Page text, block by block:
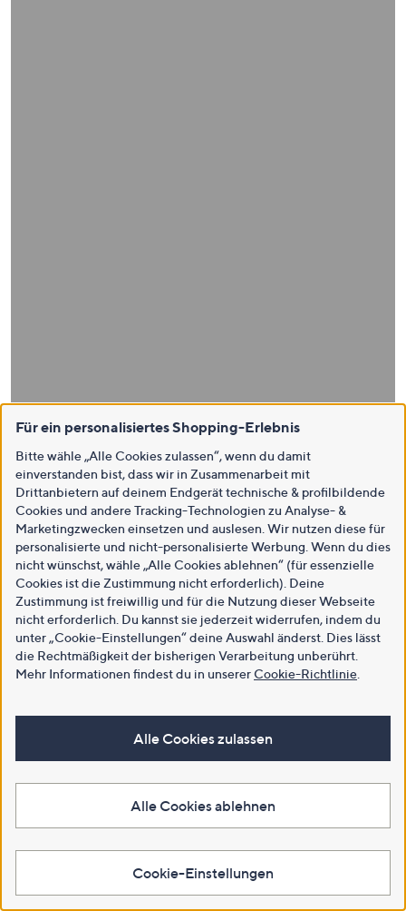
Für ein personalisiertes Shopping-Erlebnis
Bitte wähle „Alle Cookies zulassen“, wenn du damit
einverstanden bist, dass wir in Zusammenarbeit mit
Drittanbietern auf deinem Endgerät technische & profilbildende
Cookies und andere Tracking-Technologien zu Analyse- &
Marketingzwecken einsetzen und auslesen. Wir nutzen diese für
personalisierte und nicht-personalisierte Werbung. Wenn du dies
nicht wünschst, wähle „Alle Cookies ablehnen“ (für essenzielle
Cookies ist die Zustimmung nicht erforderlich). Deine
Zustimmung ist freiwillig und für die Nutzung dieser Webseite
nicht erforderlich. Du kannst sie jederzeit widerrufen, indem du
unter „Cookie-Einstellungen“ deine Auswahl änderst. Dies lässt
die Rechtmäßigkeit der bisherigen Verarbeitung unberührt.
Mehr Informationen findest du in unsererCookie-Richtlinie
Alle Cookies zulassen
Alle Cookies ablehnen
Cookie-Einstellungen